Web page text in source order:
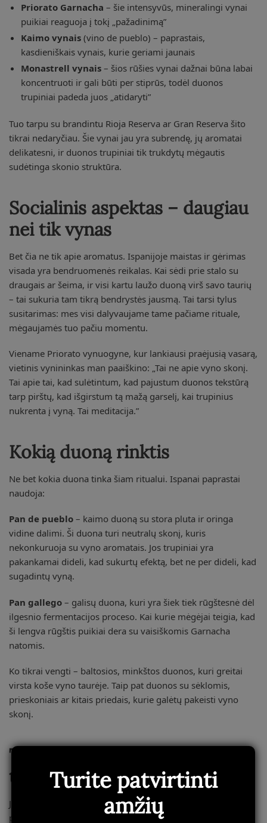
Priorato Garnacha – šie intensyvūs, mineralingi vynai
puikiai reaguoja į tokį „pažadinimą”
Kaimo vynais (vino de pueblo) – paprastais,
kasdieniškais vynais, kurie geriami jaunais
Monastrell vynais – šios rūšies vynai dažnai būna labai
koncentruoti ir gali būti per stiprūs, todėl duonos
trupiniai padeda juos „atidaryti”
Tuo tarpu su brandintu Rioja Reserva ar Gran Reserva šito
tikrai nedaryčiau. Šie vynai jau yra subrendę, jų aromatai
delikatesni, ir duonos trupiniai tik trukdytų mėgautis
sudėtinga skonio struktūra.
Socialinis aspektas – daugiau
nei tik vynas
Bet čia ne tik apie aromatus. Ispanijoje maistas ir gėrimas
visada yra bendruomenės reikalas. Kai sėdi prie stalo su
draugais ar šeima, ir visi kartu laužo duoną virš savo taurių
– tai sukuria tam tikrą bendrystės jausmą. Tai tarsi tylus
susitarimas: mes visi dalyvaujame tame pačiame rituale,
mėgaujamės tuo pačiu momentu.
Viename Priorato vynuogyne, kur lankiausi praėjusią vasarą,
vietinis vynininkas man paaiškino: „Tai ne apie vyno skonį.
Tai apie tai, kad sulėtintum, kad pajustum duonos tekstūrą
tarp pirštų, kad išgirstum tą mažą garselį, kai trupinius
nukrenta į vyną. Tai meditacija.”
Kokią duoną rinktis
Ne bet kokia duona tinka šiam ritualui. Ispanai paprastai
naudoja:
Pan de pueblo – kaimo duoną su stora pluta ir oringa
vidine dalimi. Ši duona turi neutralų skonį, kuris
nekonkuruoja su vyno aromatais. Jos trupiniai yra
pakankamai dideli, kad sukurtų efektą, bet ne per dideli, kad
sugadintų vyną.
Pan gallego – galisų duona, kuri yra šiek tiek rūgštesnė dėl
ilgesnio fermentacijos proceso. Kai kurie mėgėjai teigia, kad
ši lengva rūgštis puikiai dera su vaisiškomis Garnacha
natomis.
Ko tikrai vengti – baltosios, minkštos duonos, kuri greitai
virsta koše vyno taurėje. Taip pat duonos su sėklomis,
prieskoniais ar kitais priedais, kurie galėtų pakeisti vyno
skonį.
Technika: kaip tai daryti
teisingai
Jei norite išbandyti šį ritualą namuose, štai keletas praktinių
patarimų:
Turite patvirtinti
amžių